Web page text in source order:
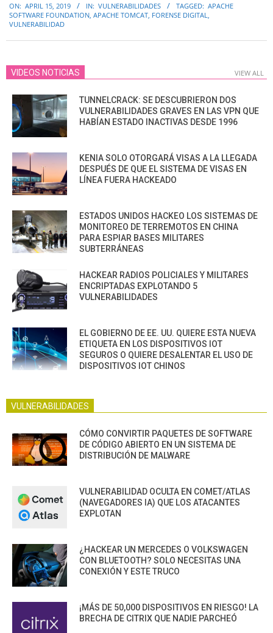
04-
15
ON: APRIL 15, 2019 IN: VULNERABILIDADES TAGGED: APACHE
SOFTWARE FOUNDATION APACHE TOMCAT FORENSE DIGITAL
VULNERABILIDAD
VIDEOS NOTICIAS VIEW ALL
TUNNELCRACK: SE DESCUBRIERON DOS
VULNERABILIDADES GRAVES EN LAS VPN QUE
HABÍAN ESTADO INACTIVAS DESDE 1996
KENIA SOLO OTORGARÁ VISAS A LA LLEGADA
DESPUÉS DE QUE EL SISTEMA DE VISAS EN
LÍNEA FUERA HACKEADO
ESTADOS UNIDOS HACKEO LOS SISTEMAS DE
MONITOREO DE TERREMOTOS EN CHINA
PARA ESPIAR BASES MILITARES
SUBTERRÁNEAS
HACKEAR RADIOS POLICIALES Y MILITARES
ENCRIPTADAS EXPLOTANDO 5
VULNERABILIDADES
EL GOBIERNO DE EE. UU. QUIERE ESTA NUEVA
ETIQUETA EN LOS DISPOSITIVOS IOT
SEGUROS O QUIERE DESALENTAR EL USO DE
DISPOSITIVOS IOT CHINOS
VULNERABILIDADES
CÓMO CONVIRTIR PAQUETES DE SOFTWARE
DE CÓDIGO ABIERTO EN UN SISTEMA DE
DISTRIBUCIÓN DE MALWARE
VULNERABILIDAD OCULTA EN COMET/ATLAS
(NAVEGADORES IA) QUE LOS ATACANTES
EXPLOTAN
¿HACKEAR UN MERCEDES O VOLKSWAGEN
CON BLUETOOTH? SOLO NECESITAS UNA
CONEXIÓN Y ESTE TRUCO
¡MÁS DE 50,000 DISPOSITIVOS EN RIESGO! LA
BRECHA DE CITRIX QUE NADIE PARCHEÓ